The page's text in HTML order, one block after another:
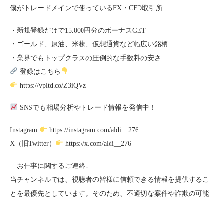
僕がトレードメインで使っているFX・CFD取引所
・新規登録だけで15,000円分のボーナスGET
・ゴールド、原油、米株、仮想通貨など幅広い銘柄
・業界でもトップクラスの圧倒的な手数料の安さ
登録はこちら
https://vpltd.co/Z3iQVz
SNSでも相場分析やトレード情報を発信中！
Instagram
https://instagram.com/aldi__276
X（旧Twitter）
https://x.com/aldi__276
お仕事に関するご連絡↓
当チャンネルでは、視聴者の皆様に信頼できる情報を提供するこ
とを最優先としています。そのため、不適切な案件や詐欺の可能